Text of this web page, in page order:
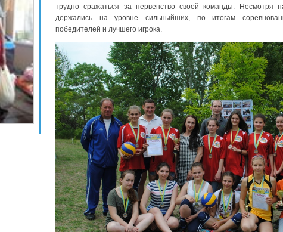
трудно сражаться за первенство своей команды. Несмотря
держались на уровне сильныйших, по итогам
победителей и лучшего игрока.